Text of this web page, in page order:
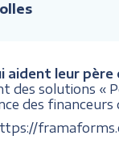
aident leur père
des solutions «
des financeurs